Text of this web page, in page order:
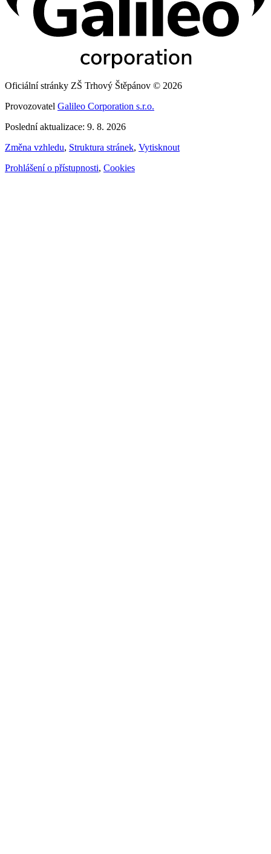
Oficiální stránky ZŠ Trhový Štěpánov © 2026
Provozovatel Galileo Corporation s.r.o.
Poslední aktualizace: 9. 8. 2026
Změna vzhledu, Struktura stránek, Vytisknout
Prohlášení o přístupnosti, Cookies